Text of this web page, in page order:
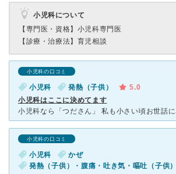
小児科について
【専門医・資格】 小児科専門医
【診療・治療法】 育児相談
小児科の口コミ
小児科 発熱（子供）
5.0
小児科はここに決めてます
小児科の口コミ
小児科
かぜ
発熱（子供）・腹痛・吐き気・嘔吐（子供）